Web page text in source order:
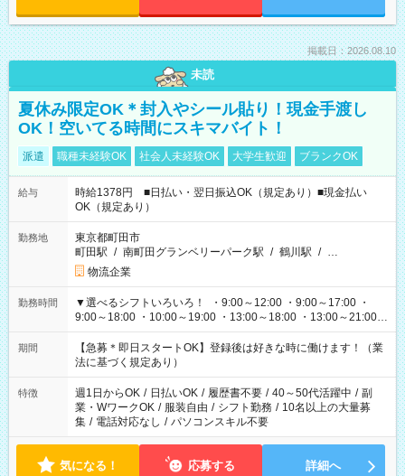
掲載日：2026.08.10
未読
夏休み限定OK＊封入やシール貼り！現金手渡し
OK！空いてる時間にスキマバイト！
派遣 職種未経験OK 社会人未経験OK 大学生歓迎 ブランクOK
給与
時給1378円 ■日払い・翌日振込OK（規定あり）■現金払い
OK（規定あり）
勤務地
東京都町田市
町田駅 / 南町田グランベリーパーク駅 / 鶴川駅 / …
物流企業
勤務時間
▼選べるシフトいろいろ！ ・9:00～12:00 ・9:00～17:00 ・
9:00～18:00 ・10:00～19:00 ・13:00～18:00 ・13:00～21:00
・22:00～翌6:00 など 上記以外の時間で相談可能なお仕事も！
あなたの希望を教えてください！
期間
【急募＊即日スタートOK】登録後は好きな時に働けます！（業
法に基づく規定あり）
特徴 週1日からOK / 日払いOK / 履歴書不要 / 40～50代活躍中 / 副
業・WワークOK / 服装自由 / シフト勤務 / 10名以上の大量募
集 / 電話対応なし / パソコンスキル不要
気になる！ 応募する 詳細へ